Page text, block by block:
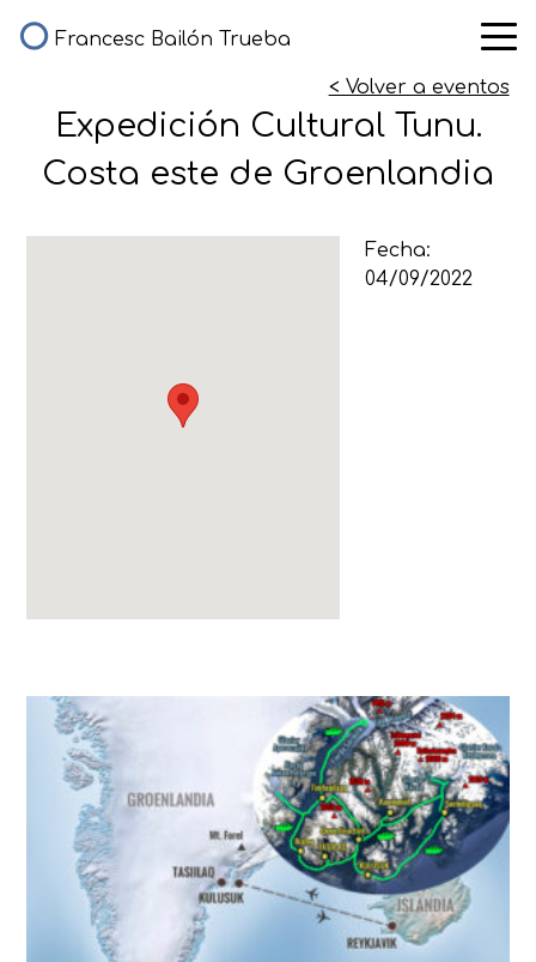
Francesc Bailón Trueba
< Volver a eventos
Expedición Cultural Tunu.
Costa este de Groenlandia
Fecha:
04/09/2022